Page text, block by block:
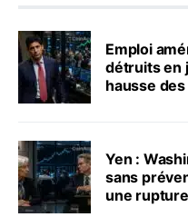
Emploi
détruits en
hausse
Yen :
sans
une rupture